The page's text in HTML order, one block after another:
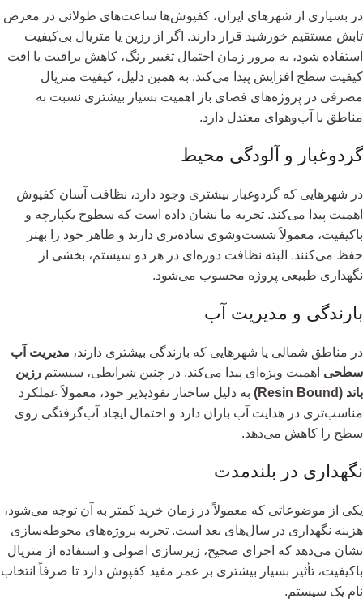
در بسیاری از شهرهای ایران، کفپوش‌ها ساعت‌های طولانی در معرض
تابش مستقیم خورشید قرار دارند. اگر از رزین یا متریال بی‌کیفیت
استفاده شود، به مرور زمان احتمال تغییر رنگ، کاهش براقیت یا افت
کیفیت سطح افزایش پیدا می‌کند. به همین دلیل، کیفیت متریال
مصرفی در پروژه‌های فضای باز اهمیت بسیار بیشتری نسبت به
مناطق با آب‌وهوای معتدل دارد.
گردوغبار و آلودگی محیط
در شهرهایی که گردوغبار بیشتری وجود دارد، نظافت آسان کفپوش
اهمیت پیدا می‌کند. تجربه ما نشان داده است که سطوح یکپارچه و
باکیفیت، معمولاً شست‌وشوی ساده‌تری دارند و ظاهر خود را بهتر
حفظ می‌کنند. البته نظافت دوره‌ای در هر دو سیستم، بخشی از
نگهداری طبیعی پروژه محسوب می‌شود.
بارندگی و مدیریت آب
در مناطق شمالی یا شهرهایی که بارندگی بیشتری دارند، مدیریت آب
سطحی اهمیت ویژه‌ای پیدا می‌کند. در چنین شرایطی، سیستم رزین
باند (Resin Bound)
به دلیل ساختار نفوذپذیر خود، معمولاً عملکرد
مناسب‌تری در هدایت آب باران دارد و احتمال ایجاد آب‌گرفتگی روی
سطح را کاهش می‌دهد.
نگهداری در بلندمدت
یکی از موضوعاتی که معمولاً در زمان خرید کمتر به آن توجه می‌شود،
هزینه نگهداری در سال‌های بعد است. تجربه پروژه‌های محوطه‌سازی
نشان می‌دهد که اجرای صحیح، زیرسازی اصولی و استفاده از متریال
باکیفیت، تأثیر بسیار بیشتری بر عمر مفید کفپوش دارد تا صرفاً انتخاب
نام یک سیستم.